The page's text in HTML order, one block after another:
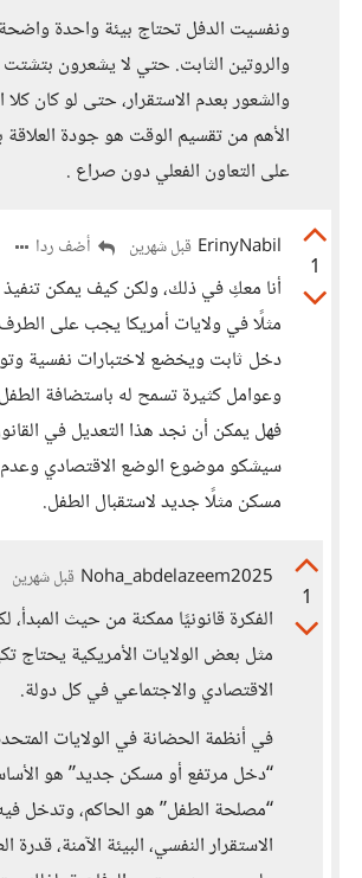
ونفسيت الدفل تحتاج بيئة واحدة واضحة
والروتين الثابت. حتي لا يشعرون بتشتت
والشعور بعدم الاستقرار، حتى لو كان كلا
الأهم من تقسيم الوقت هو جودة العلاقة
على التعاون الفعلي دون صراع .
1
ErinyNabil قبل شهرين أضف ردا
أنا معكِ في ذلك، ولكن كيف يمكن تنفيذ
مثلًا في ولايات أمريكا يجب على
دخل ثابت ويخضع لاختبارات نفسية
وعوامل كثيرة تسمح له باستضافة
فهل يمكن أن نجد هذا التعديل في
سيشكو موضوع الوضع الاقتصادي وعدم
مسكن مثلًا جديد لاستقبال الطفل.
1
Noha_abdelazeem2025 قبل شهرين
الفكرة قانونيًا ممكنة من حيث المبدأ،
مثل بعض الولايات الأمريكية يحتاج
الاقتصادي والاجتماعي في كل دولة.
في أنظمة الحضانة في الولايات
“دخل مرتفع أو مسكن جديد” هو
“مصلحة الطفل” هو الحاكم، وتدخل
الاستقرار النفسي، البيئة الآمنة،